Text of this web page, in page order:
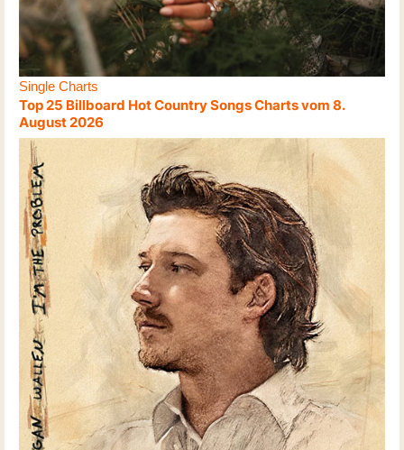
Single Charts
Top 25 Billboard Hot Country Songs Charts vom 8.
August 2026